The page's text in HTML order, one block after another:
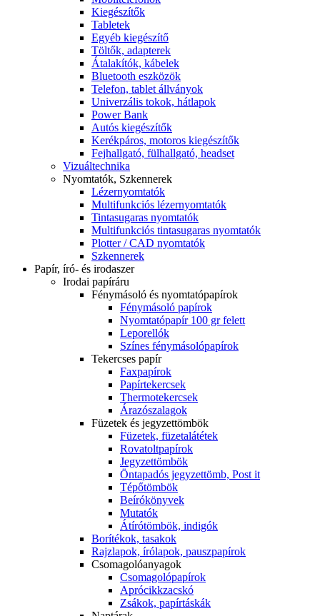
Kiegészítők
Tabletek
Egyéb kiegészítő
Töltők, adapterek
Átalakítók, kábelek
Bluetooth eszközök
Telefon, tablet állványok
Univerzális tokok, hátlapok
Power Bank
Autós kiegészítők
Kerékpáros, motoros kiegészítők
Fejhallgató, fülhallgató, headset
Vizuáltechnika
Nyomtatók, Szkennerek
Lézernyomtatók
Multifunkciós lézernyomtatók
Tintasugaras nyomtatók
Multifunkciós tintasugaras nyomtatók
Plotter / CAD nyomtatók
Szkennerek
Papír, író- és irodaszer
Irodai papíráru
Fénymásoló és nyomtatópapírok
Fénymásoló papírok
Nyomtatópapír 100 gr felett
Leporellók
Színes fénymásolópapírok
Tekercses papír
Faxpapírok
Papírtekercsek
Thermotekercsek
Árazószalagok
Füzetek és jegyzettömbök
Füzetek, füzetalátétek
Rovatoltpapírok
Jegyzettömbök
Öntapadós jegyzettömb, Post it
Tépőtömbök
Beírókönyvek
Mutatók
Átírótömbök, indigók
Borítékok, tasakok
Rajzlapok, írólapok, pauszpapírok
Csomagolóanyagok
Csomagolópapírok
Aprócikkzacskó
Zsákok, papírtáskák